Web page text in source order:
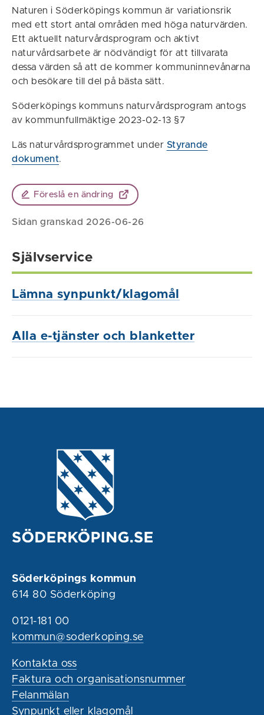
Naturen i Söderköpings kommun är variationsrik
med ett stort antal områden med höga naturvärden.
Ett aktuellt naturvårdsprogram och aktivt
naturvårdsarbete är nödvändigt för att tillvarata
dessa värden så att de kommer kommuninnevånarna
och besökare till del på bästa sätt.
Söderköpings kommuns naturvårdsprogram antogs
av kommunfullmäktige 2023-02-13 §7
Läs naturvårdsprogrammet under Styrande
dokument.
Föreslå en ändring
Sidan granskad 2026-06-26
Självservice
Lämna synpunkt/klagomål
Alla e-tjänster och blanketter
Söderköpings kommun
614 80 Söderköping
0121-181 00
kommun@soderkoping.se
Kontakta oss
Faktura och organisationsnummer
Felanmälan
Synpunkt eller klagomål